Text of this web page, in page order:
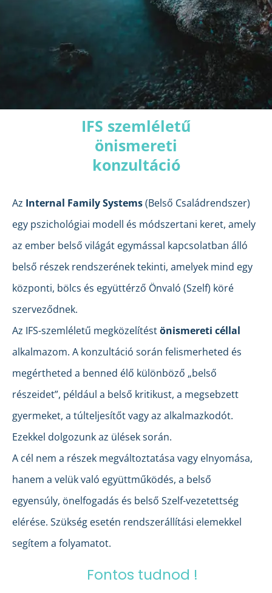
IFS szemléletű
önismereti
konzultáció
Az Internal Family Systems(Belső Családrendszer)
egy pszichológiai modell és módszertani keret, amely
az ember belső világát egymással kapcsolatban álló
belső részek rendszerének tekinti, amelyek mind egy
központi, bölcs és együttérző Önvaló (Szelf) köré
szerveződnek.
Az IFS-szemléletű megközelítéstönismereti céllal
alkalmazom. A konzultáció során felismerheted és
megértheted a benned élő különböző „belső
részeidet”, például a belső kritikust, a megsebzett
gyermeket, a túlteljesítőt vagy az alkalmazkodót.
Ezekkel dolgozunk az ülések során.
A cél nem a részek megváltoztatása vagy elnyomása,
hanem a velük való együttműködés, a belső
egyensúly, önelfogadás és belső Szelf-vezetettség
elérése. Szükség esetén rendszerállítási elemekkel
segítem a folyamatot.
Fontos tudnod !